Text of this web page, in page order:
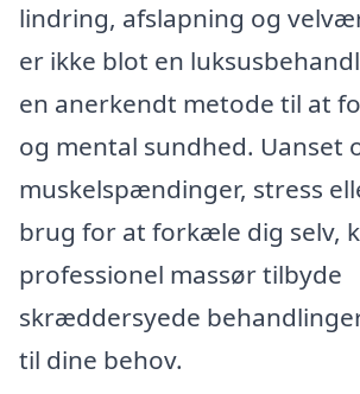
lindring, afslapning og
er ikke blot en
en anerkendt metode til at
og mental sundhed. Uanset
muskelspændinger, stress
brug for at forkæle dig selv,
professionel massør tilbyde
skræddersyede
til dine behov.